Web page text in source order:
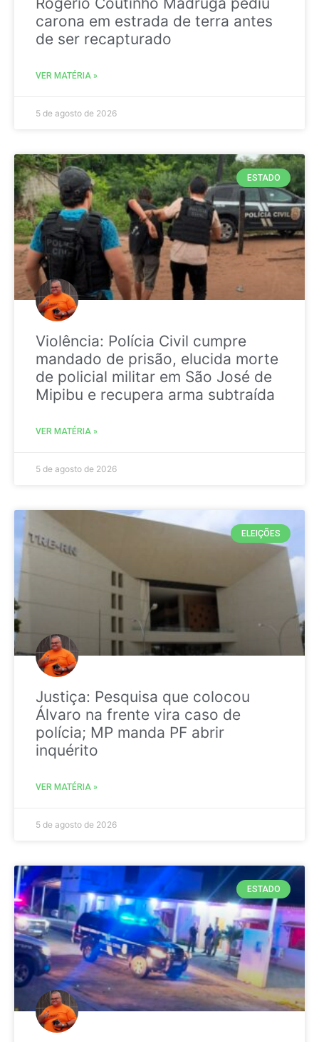
carona em estrada de terra antes
de ser recapturado
VER MATÉRIA »
5 de agosto de 2026
ESTADO
Violência: Polícia Civil cumpre
mandado de prisão, elucida morte
de policial militar em São José de
Mipibu e recupera arma subtraída
VER MATÉRIA »
5 de agosto de 2026
ELEIÇÕES
Justiça: Pesquisa que colocou
Álvaro na frente vira caso de
polícia; MP manda PF abrir
inquérito
VER MATÉRIA »
5 de agosto de 2026
ESTADO